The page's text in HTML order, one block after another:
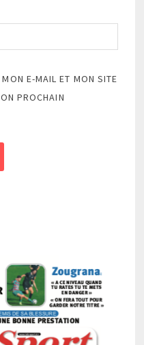
E-MAIL ET MON SITE
PROCHAIN